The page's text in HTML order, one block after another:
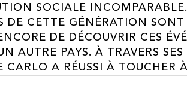
SOCIALE
DE CETTE GÉNÉRATION SONT
DE DÉCOUVRIR CES
AUTRE PAYS. À TRAVERS SES
A RÉUSSI À TOUCHER